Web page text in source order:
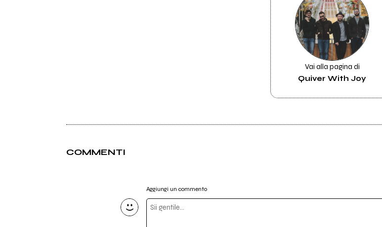
Vai alla pagina di
Quiver With Joy
COMMENTI
Aggiungi un commento